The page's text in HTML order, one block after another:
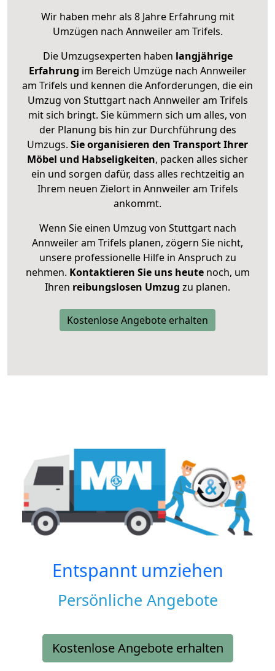
Wir haben mehr als 8 Jahre Erfahrung mit
Umzügen nach Annweiler am Trifels.
Die Umzugsexperten haben langjährige
Erfahrung im Bereich Umzüge nach Annweiler
am Trifels und kennen die Anforderungen, die ein
Umzug von Stuttgart nach Annweiler am Trifels
mit sich bringt. Sie kümmern sich um alles, von
der Planung bis hin zur Durchführung des
Umzugs. Sie organisieren den Transport Ihrer
Möbel und Habseligkeiten, packen alles sicher
ein und sorgen dafür, dass alles rechtzeitig an
Ihrem neuen Zielort in Annweiler am Trifels
ankommt.
Wenn Sie einen Umzug von Stuttgart nach
Annweiler am Trifels planen, zögern Sie nicht,
unsere professionelle Hilfe in Anspruch zu
nehmen. Kontaktieren Sie uns heutenoch, um
Ihren reibungslosen Umzug zu planen.
Kostenlose Angebote erhalten
Entspannt umziehen
Persönliche Angebote
Kostenlose Angebote erhalten